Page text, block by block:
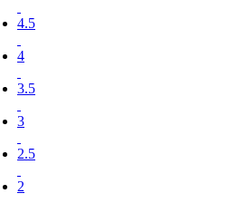
4.5
4
3.5
3
2.5
2